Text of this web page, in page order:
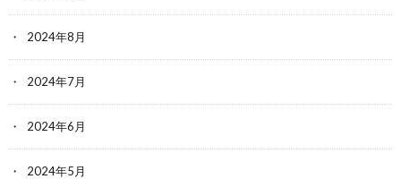
2024年8月
2024年7月
2024年6月
2024年5月